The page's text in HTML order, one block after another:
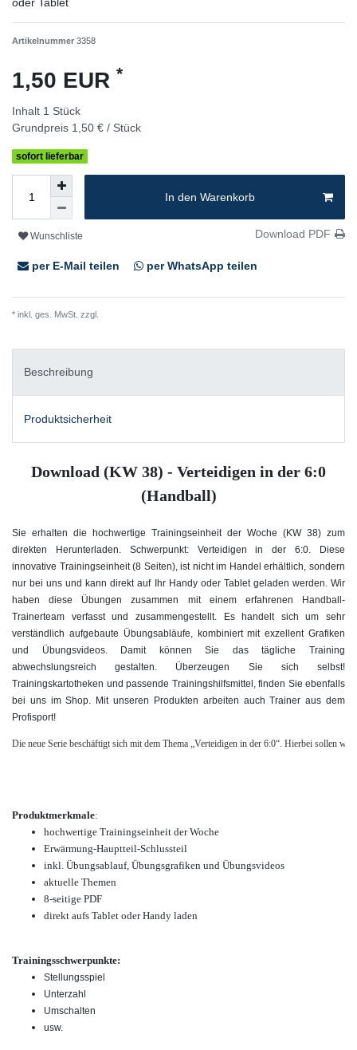
Artikelnummer 3358
1,50 EUR *
Inhalt 1 Stück
Grundpreis 1,50 € / Stück
sofort lieferbar
In den Warenkorb
Wunschliste Download PDF
per E-Mail teilen per WhatsApp teilen
* inkl. ges. MwSt. zzgl.
Beschreibung
Produktsicherheit
Download (KW 38) - Verteidigen in der 6:0
(Handball)
Sie erhalten die hochwertige Trainingseinheit der Woche (KW 38) zum
direkten Herunterladen. Schwerpunkt: Verteidigen in der 6:0 . Diese
innovative Trainingseinheit (8 Seiten), ist nicht im Handel erhältlich, sondern
nur bei uns und kann direkt auf Ihr Handy oder Tablet geladen werden. Wir
haben diese Übungen zusammen mit einem erfahrenen Handball-
Trainerteam verfasst und zusammengestellt. Es handelt sich um sehr
verständlich aufgebaute Übungsabläufe, kombiniert mit exzellent Grafiken
und Übungsvideos. Damit können Sie das tägliche Training
abwechslungsreich gestalten. Überzeugen Sie sich selbst!
Trainingskartotheken und passende Trainingshilfsmittel, finden Sie ebenfalls
bei uns im Shop. Mit unseren Produkten arbeiten auch Trainer aus dem
Profisport!
Die neue Serie beschäftigt sich mit dem Thema „Verteidigen in der 6:0“. Hierbei sollen
Produktmerkmale:
hochwertige Trainingseinheit der Woche
Erwärmung-Hauptteil-Schlussteil
inkl. Übungsablauf, Übungsgrafiken und Übungsvideos
aktuelle Themen
8-seitige PDF
direkt aufs Tablet oder Handy laden
Trainingsschwerpunkte:
Stellungsspiel
Unterzahl
Umschalten
usw.